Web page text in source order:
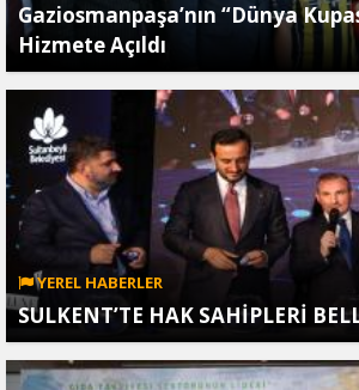
Gaziosmanpaşa’nın “Dünya
Hizmete Açıldı
YEREL HABERLER
SULKENT’TE HAK SAHİPLERİ